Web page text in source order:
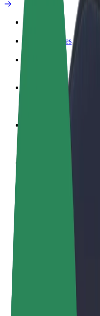
Kā pievienoties
Piegādā ēdienu un
Pievieno restorānu vai
Sasniedz vairāk klientu
Reģistrējies kā
Pievieno savu
Tavam uzņēmumam